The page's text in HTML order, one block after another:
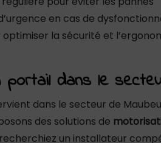
en cas de
optimiser la sécurité et
portail dans le
dans le secteur de
des solutions de
un installateur